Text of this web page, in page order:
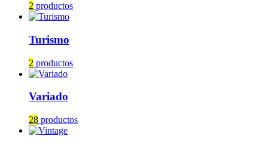
2 productos
Turismo
2 productos
Variado
28 productos